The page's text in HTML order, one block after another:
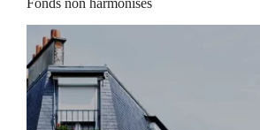
Fonds non harmonisés